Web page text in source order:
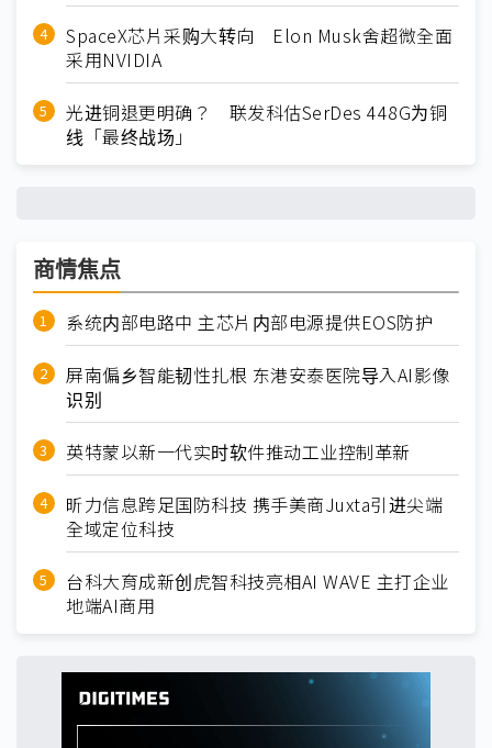
SpaceX芯片采购大转向 Elon Musk舍超微全面
采用NVIDIA
光进铜退更明确？ 联发科估SerDes 448G为铜
线「最终战场」
商情焦点
系统内部电路中 主芯片内部电源提供EOS防护
屏南偏乡智能韧性扎根 东港安泰医院导入AI影像
识别
英特蒙以新一代实时软件推动工业控制革新
昕力信息跨足国防科技 携手美商Juxta引进尖端
全域定位科技
台科大育成新创虎智科技亮相AI WAVE 主打企业
地端AI商用